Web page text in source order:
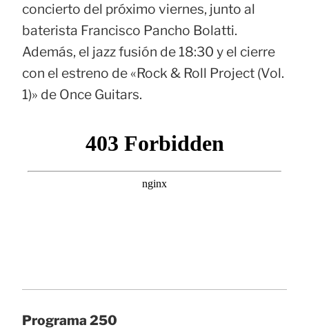
concierto del próximo viernes, junto al
baterista Francisco Pancho Bolatti.
Además, el jazz fusión de 18:30 y el cierre
con el estreno de «Rock & Roll Project (Vol.
1)» de Once Guitars.
Programa 250